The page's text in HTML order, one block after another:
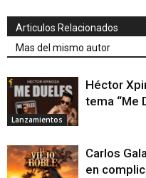
Articulos Relacionados
Mas del mismo autor
Lanzamientos
Héctor
tema “Me
Carlos
en